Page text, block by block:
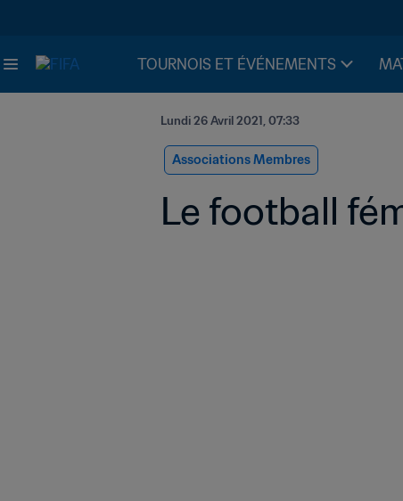
TOURNOIS ET ÉVÉNEMENTS
Lundi 26 Avril 2021, 07:33
Associations Membres
Le football